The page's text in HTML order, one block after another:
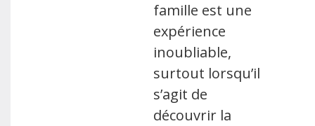
famille est une
expérience
inoubliable,
surtout lorsqu’il
s’agit de
découvrir la